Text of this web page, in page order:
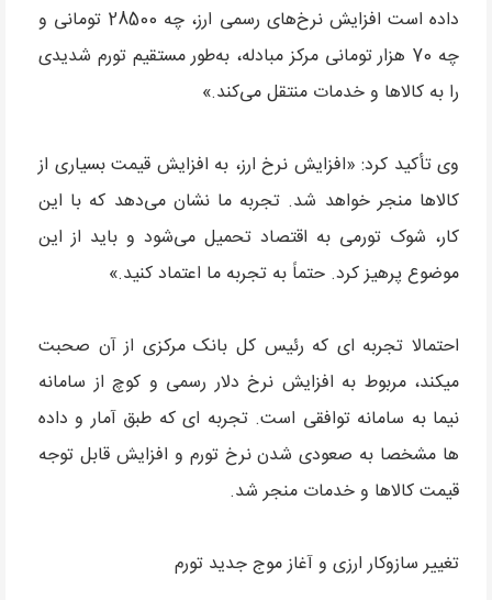
داده است افزایش نرخ‌های رسمی ارز، چه 28500 تومانی و
چه 70 هزار تومانی مرکز مبادله، به‌طور مستقیم تورم شدیدی
را به کالاها و خدمات منتقل می‌کند.»
وی تأکید کرد: «افزایش نرخ ارز، به افزایش قیمت بسیاری از
کالاها منجر خواهد شد. تجربه ما نشان می‌دهد که با این
کار، شوک تورمی به اقتصاد تحمیل می‌شود و باید از این
موضوع پرهیز کرد. حتماً به تجربه ما اعتماد کنید.»
احتمالا تجربه ای که رئیس کل بانک مرکزی از آن صحبت
میکند، مربوط به افزایش نرخ دلار رسمی و کوچ از سامانه
نیما به سامانه توافقی است. تجربه ای که طبق آمار و داده
ها مشخصا به صعودی شدن نرخ تورم و افزایش قابل توجه
قیمت کالاها و خدمات منجر شد.
تغییر سازوکار ارزی و آغاز موج جدید تورم